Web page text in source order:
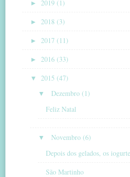
► 2019 (1)
► 2018 (3)
► 2017 (11)
► 2016 (33)
▼ 2015 (47)
▼
Dezembro (1)
Feliz Natal
▼
Novembro (6)
Depois dos gelados, os
São Martinho